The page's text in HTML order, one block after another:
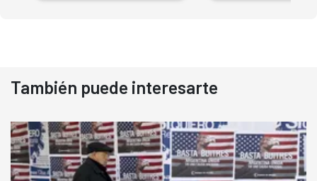
También puede interesarte